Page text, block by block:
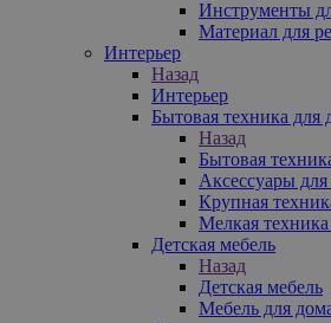
Инструменты
Материал для
Интерьер
Назад
Интерьер
Бытовая техника для
Назад
Бытовая
Аксессуары
Крупная
Мелкая
Детская мебель
Назад
Детская мебель
Мебель для